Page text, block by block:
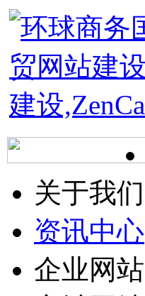
关于我们
资讯中心
企业网站